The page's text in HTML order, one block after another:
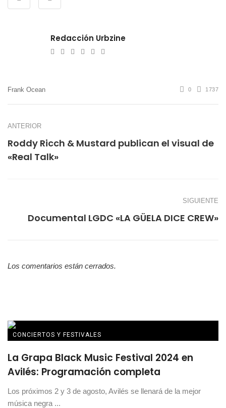
Redacción Urbzine
WebsiteTwitterFacebook
Youtube
Frank Ocean 0 1737
ANTERIOR
Roddy Ricch & Mustard publican el visual de
«Real Talk»
SIGUIENTE
Documental LGDC «LA GÜELA DICE CREW»
Los comentarios están cerrados.
CONCIERTOS Y FESTIVALES
La Grapa Black Music Festival 2024 en
Avilés: Programación completa
Los próximos 2 y 3 de agosto, Avilés se llenará de la mejor
música negra ...